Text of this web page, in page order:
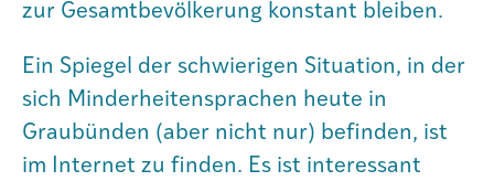
zur Gesamtbevölkerung konstant bleiben.
Ein Spiegel der schwierigen Situation, in der
sich Minderheitensprachen heute in
Graubünden (aber nicht nur) befinden, ist
im Internet zu finden. Es ist interessant